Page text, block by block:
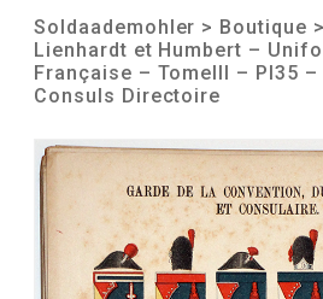
Soldaademohler > Boutique >
Lienhardt et Humbert –
Française – TomeIII – Pl35 –
Consuls Directoire